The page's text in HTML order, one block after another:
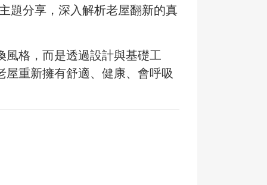
題分享，深入解析老屋翻新的真
風格，而是透過設計與基礎工
重新擁有舒適、健康、會呼吸